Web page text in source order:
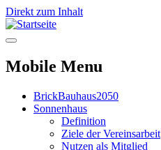
Direkt zum Inhalt
Mobile Menu
BrickBauhaus2050
Sonnenhaus
Definition
Ziele der Vereinsarbeit
Nutzen als Mitglied